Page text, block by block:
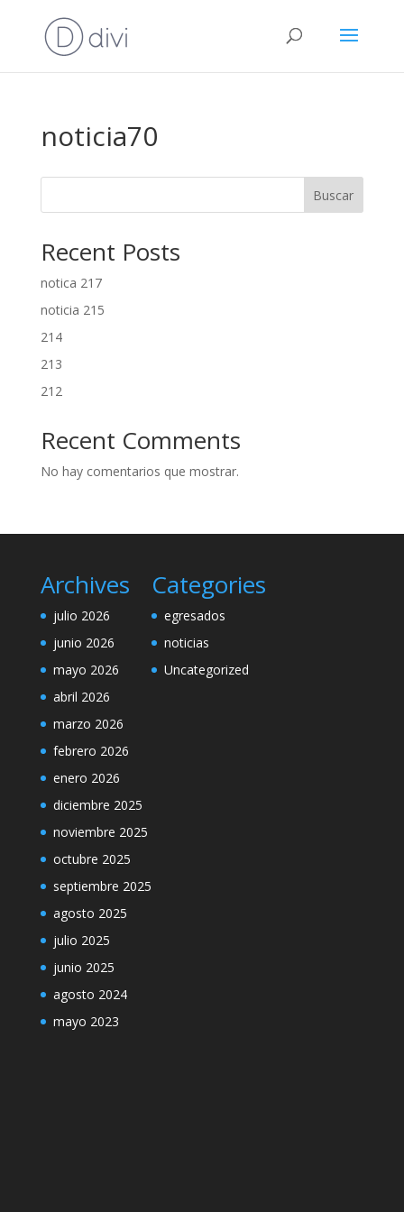
noticia70
Buscar
Recent Posts
notica 217
noticia 215
214
213
212
Recent Comments
No hay comentarios que mostrar.
Archives
julio 2026
junio 2026
mayo 2026
abril 2026
marzo 2026
febrero 2026
enero 2026
diciembre 2025
noviembre 2025
octubre 2025
septiembre 2025
agosto 2025
julio 2025
junio 2025
agosto 2024
mayo 2023
Categories
egresados
noticias
Uncategorized